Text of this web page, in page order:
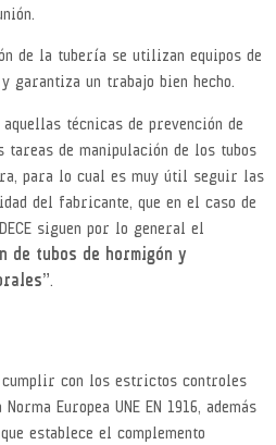
de la tubería se utilizan equipos de
garantiza un trabajo bien hecho.
técnicas de prevención de
de manipulación de los tubos
para lo cual es muy útil seguir las
del fabricante, que en el caso de
siguen por lo general el
de tubos de hormigón y
.
cumplir con los estrictos controles
Europea UNE EN 1916, además
establece el complemento